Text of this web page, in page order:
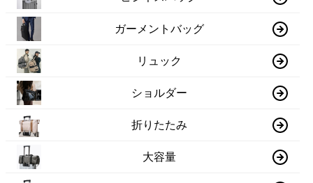
ガーメントバッグ
リュック
ショルダー
折りたたみ
大容量